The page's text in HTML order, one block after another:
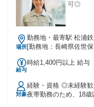
可◎
場所
勤務地・最寄駅 松浦
九州線(伊万里～佐世
[勤務地：長崎県佐世
給与
時給1,400円以上 給与
【交通費】 ※月3万円
対象
経験・資格 ◎未経験歓迎！ ◎日
夜帯勤務のため、18歳